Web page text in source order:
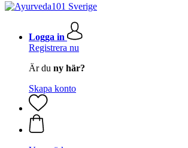
Logga in
Registrera nu
Är du ny här?
Skapa konto